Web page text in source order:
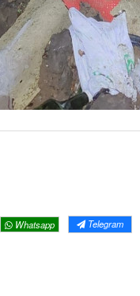
Whatsapp Telegram